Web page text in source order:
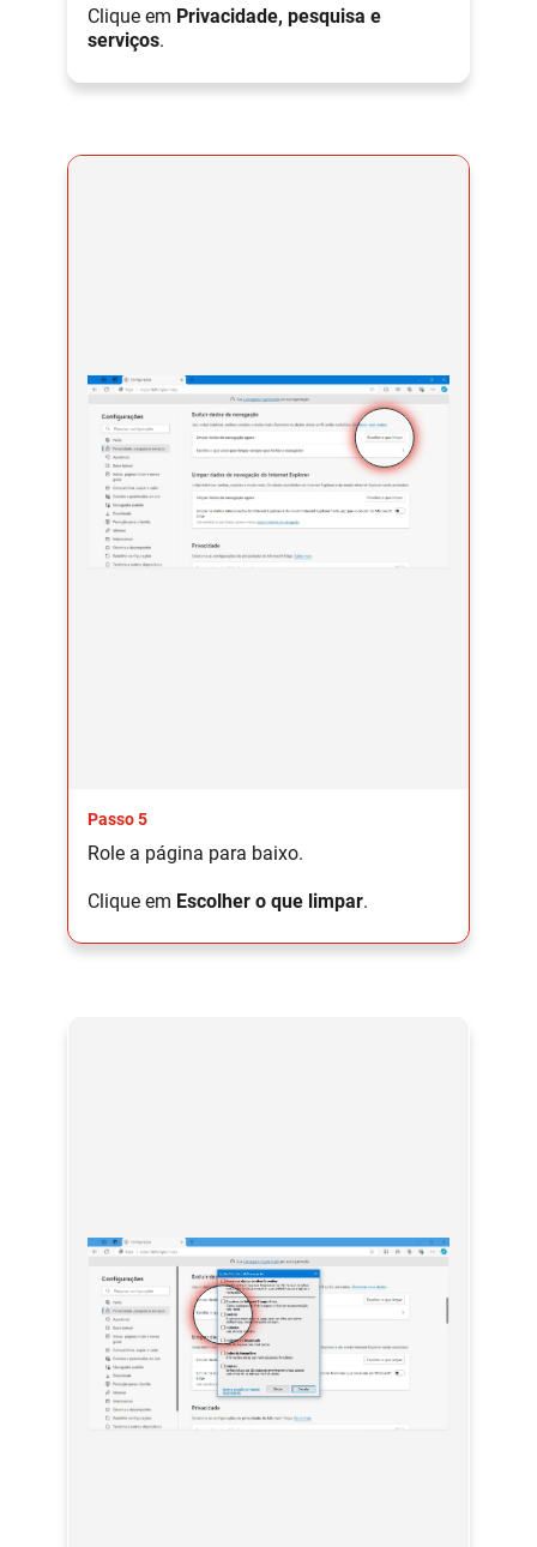
Clique em Privacidade, pesquisa e
serviços.
Passo 5
Role a página para baixo.
Clique em Escolher o que limpar.